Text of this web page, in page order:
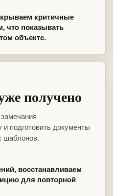
критичные
что показывать
объекте.
получено
подготовить документы
шаблонов.
восстанавливаем
для повторной